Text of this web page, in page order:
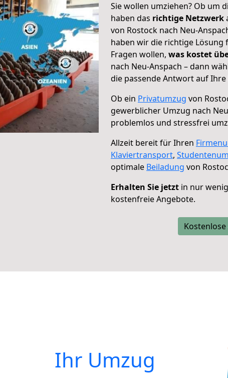
Sie wollen umziehen? Ob um
haben das richtige Netzwerk
von Rostock nach Neu-
haben wir die richtige Lösung
Fragen wollen, was kostet
nach Neu-Anspach – dann
die passende Antwort auf Ihre
Ob ein Privatumzug von
gewerblicher Umzug nach
problemlos und stressfrei
Allzeit bereit für Ihren
Klaviertransport,
optimale Beiladung von
Erhalten Sie jetzt in nur
kostenfreie Angebote.
Ihr Umzug